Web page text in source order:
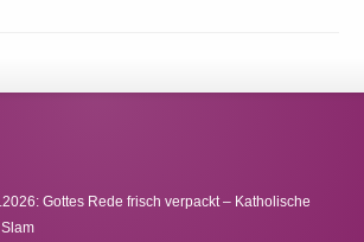
Gottes Rede frisch verpackt – Katholische